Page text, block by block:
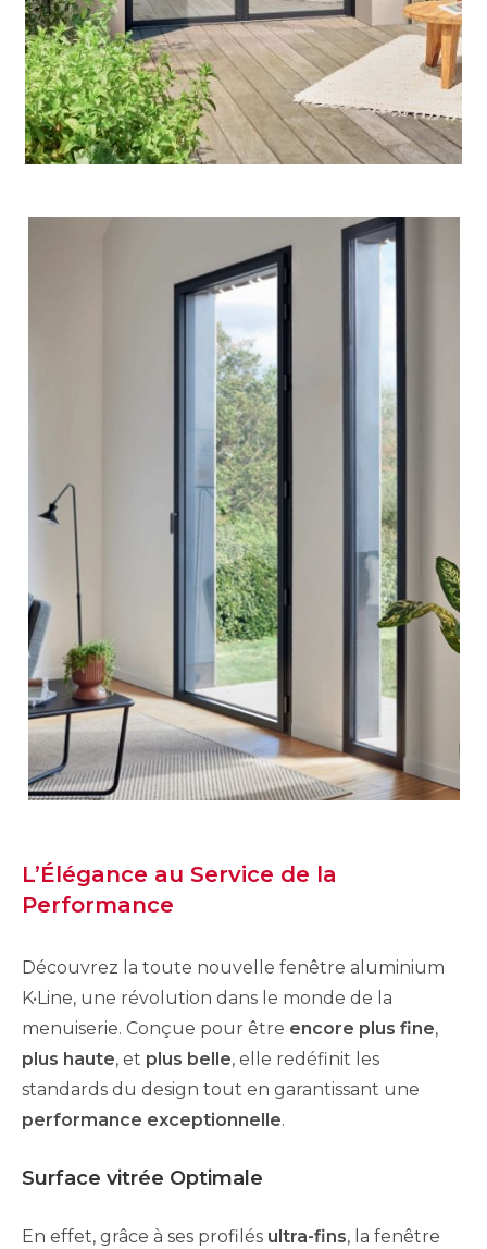
L’Élégance au Service de la
Performance
Découvrez la toute nouvelle fenêtre aluminium
K•Line, une révolution dans le monde de la
menuiserie. Conçue pour être encore plus fine,
plus haute, et plus belle, elle redéfinit les
standards du design tout en garantissant une
performance exceptionnelle.
Surface vitrée Optimale
En effet, grâce à ses profilés ultra-fins, la fenêtre